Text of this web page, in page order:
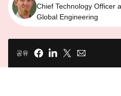
Chief Technology Officer
Global Engineering
공유